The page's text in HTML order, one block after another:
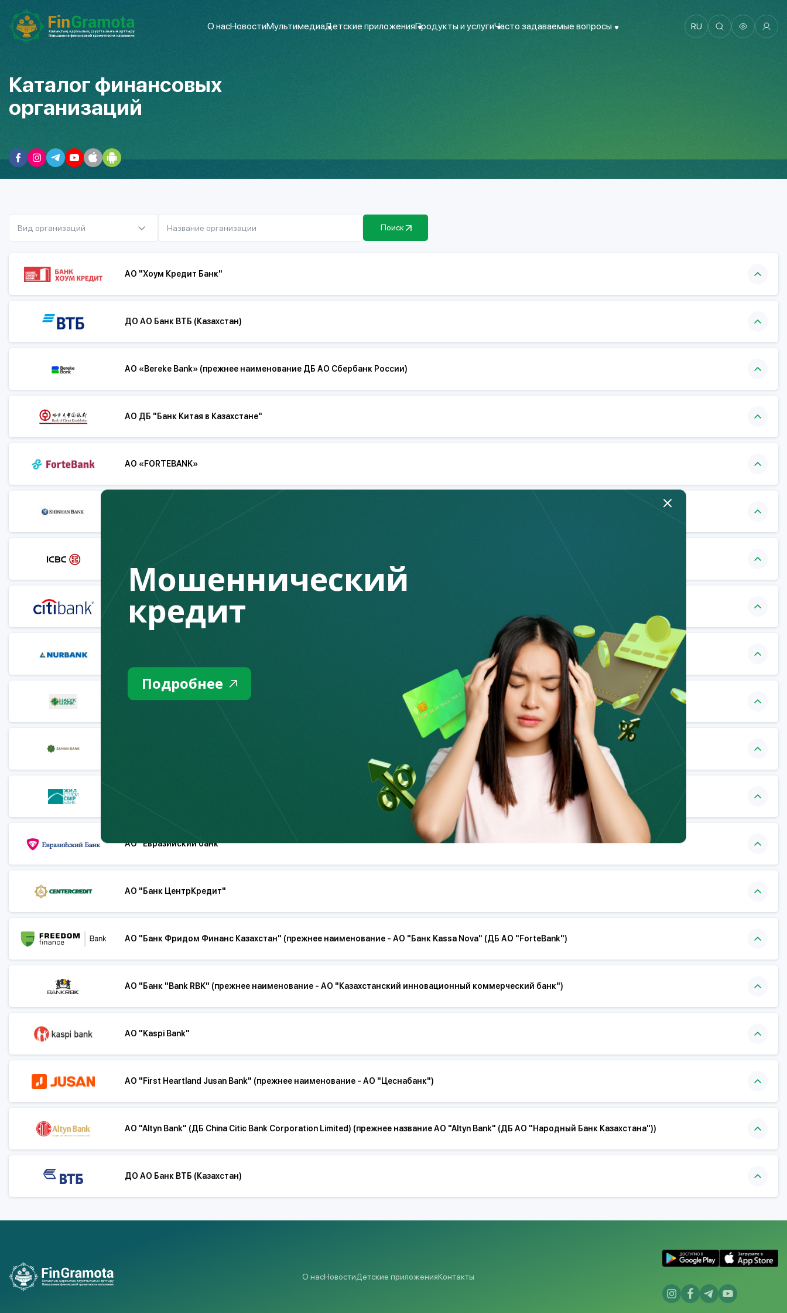
О насНовостиМультимедиаДетские приложенияПродукты и услугиЧасто задаваемые вопросы RU
Каталог финансовых
организаций
Поиск
АО "Хоум Кредит Банк"
ДО АО Банк ВТБ (Казахстан)
АО «Bereke Bank» (прежнее наименование ДБ АО Сбербанк России)
АО ДБ "Банк Китая в Казахстане"
АО «FORTEBANK»
АО "Ситибанк Казахстан"
АО "Народный сберегательный банк Казахстана"
АО «Жилищный строительный сберегательный банк «Отбасы банк»
АО "Евразийский банк"
АО "Банк ЦентрКредит"
АО "Банк Фридом Финанс Казахстан" (прежнее наименование - АО "Банк Kassa Nova" (ДБ АО "ForteBank")
АО "Банк "Bank RBK" (прежнее наименование - АО "Казахстанский инновационный коммерческий банк")
АО "Kaspi Bank"
АО "First Heartland Jusan Bank" (прежнее наименование - АО "Цеснабанк")
АО "Altyn Bank" (ДБ China Citic Bank Corporation Limited) (прежнее название АО "Altyn Bank" (ДБ АО "Народный Банк Казахстана"))
ДО АО Банк ВТБ (Казахстан)
О насНовостиДетские приложенияКонтакты
Мошеннический
кредит
Подробнее